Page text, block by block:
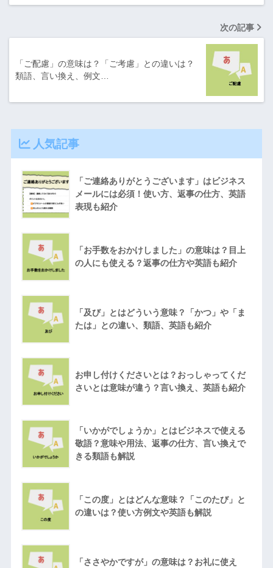
次の記事
「ご配慮」の意味は？「ご考慮」との違いは？
類語、言い換え、例文…
人気記事
「ご連絡ありがとうございます」はビジネス
メールには必須！使い方、返事の仕方、英語
表現も紹介
「お手数をおかけしました」の意味は？目上
の人にも使える？返事の仕方や英語も紹介
「及び」とはどういう意味？「かつ」や「ま
たは」との違い、類語、英語も紹介
お申し付けくださいとは？おっしゃってくだ
さいとは意味が違う？言い換え、英語も紹介
「いかがでしょうか」とはビジネスで使える
敬語？意味や用法、返事の仕方、言い換えで
きる類語も解説
「この度」とはどんな意味？「このたび」と
の違いは？使い方例文や英語も解説
「ささやかですが」の意味は？お礼に使え